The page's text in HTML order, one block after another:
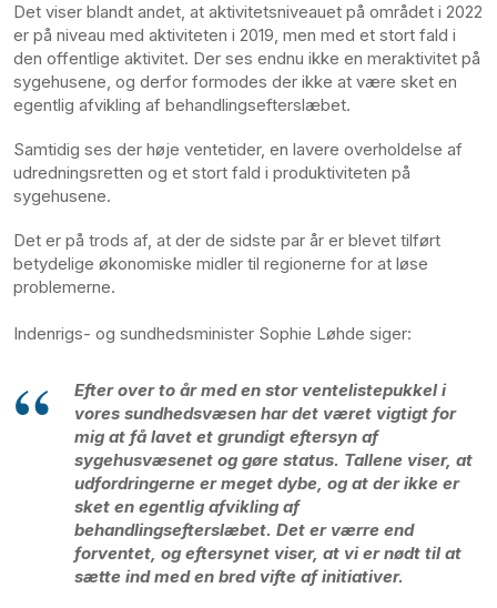
Det viser blandt andet, at aktivitetsniveauet på området i 2022
er på niveau med aktiviteten i 2019, men med et stort fald i
den offentlige aktivitet. Der ses endnu ikke en meraktivitet på
sygehusene, og derfor formodes der ikke at være sket en
egentlig afvikling af behandlingsefterslæbet.
Samtidig ses der høje ventetider, en lavere overholdelse af
udredningsretten og et stort fald i produktiviteten på
sygehusene.
Det er på trods af, at der de sidste par år er blevet tilført
betydelige økonomiske midler til regionerne for at løse
problemerne.
Indenrigs- og sundhedsminister Sophie Løhde siger:
Efter over to år med en stor ventelistepukkel i
vores sundhedsvæsen har det været vigtigt for
mig at få lavet et grundigt eftersyn af
sygehusvæsenet og gøre status. Tallene viser, at
udfordringerne er meget dybe, og at der ikke er
sket en egentlig afvikling af
behandlingsefterslæbet. Det er værre end
forventet, og eftersynet viser, at vi er nødt til at
sætte ind med en bred vifte af initiativer.